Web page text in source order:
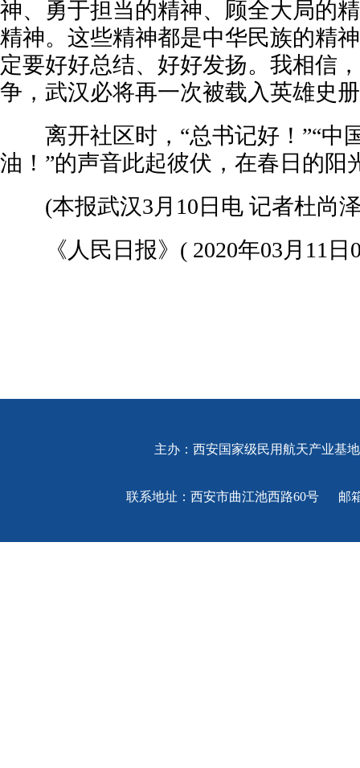
神、勇于担当的精神、顾全大局的
精神。这些精神都是中华民族的精
定要好好总结、好好发扬。我相信
争，武汉必将再一次被载入英雄史
离开社区时，“总书记好！”“中
油！”的声音此起彼伏，在春日的
(本报武汉3月10日电 记者杜尚
《人民日报》( 2020年03月11日
主办：西安国家级民用航天产业
联系地址：西安市曲江池西路60号 邮